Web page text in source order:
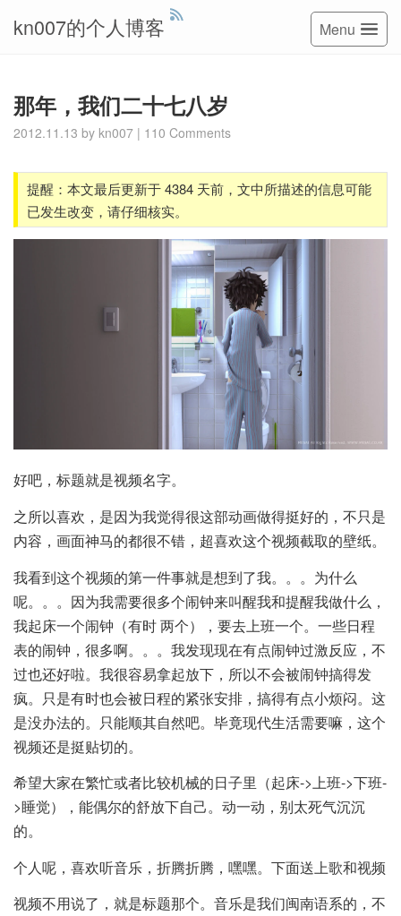
kn007的个人博客 Menu
那年，我们二十七八岁
2012.11.13 by kn007 | 110 Comments
提醒：本文最后更新于 4384 天前，文中所描述的信息可能
已发生改变，请仔细核实。
好吧，标题就是视频名字。
之所以喜欢，是因为我觉得很这部动画做得挺好的，不只是
内容，画面神马的都很不错，超喜欢这个视频截取的壁纸。
我看到这个视频的第一件事就是想到了我。。。为什么
呢。。。因为我需要很多个闹钟来叫醒我和提醒我做什么，
我起床一个闹钟（有时 两个），要去上班一个。一些日程
表的闹钟，很多啊。。。我发现现在有点闹钟过激反应，不
过也还好啦。我很容易拿起放下，所以不会被闹钟搞得发
疯。只是有时也会被日程的紧张安排，搞得有点小烦闷。这
是没办法的。只能顺其自然吧。毕竟现代生活需要嘛，这个
视频还是挺贴切的。
希望大家在繁忙或者比较机械的日子里（起床->上班->下班-
>睡觉），能偶尔的舒放下自己。动一动，别太死气沉沉
的。
个人呢，喜欢听音乐，折腾折腾，嘿嘿。下面送上歌和视频
视频不用说了，就是标题那个。音乐是我们闽南语系的，不